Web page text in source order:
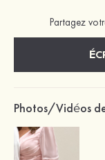
Partagez
Photos/Vidéos